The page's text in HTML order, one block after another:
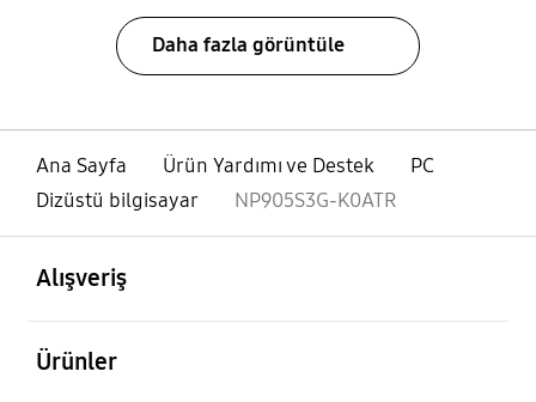
Daha fazla görüntüle
Ana Sayfa Ürün Yardımı ve Destek
PC
Dizüstü bilgisayar
NP905S3G-K0ATR
Alışveriş
Ürünler